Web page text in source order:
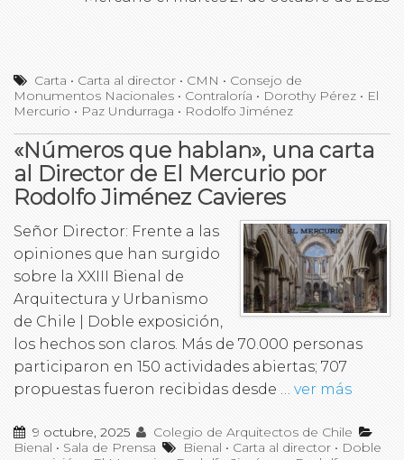
Carta • Carta al director • CMN • Consejo de
Monumentos Nacionales • Contraloría • Dorothy Pérez • El
Mercurio • Paz Undurraga • Rodolfo Jiménez
«Números que hablan», una carta
al Director de El Mercurio por
Rodolfo Jiménez Cavieres
Señor Director: Frente a las
opiniones que han surgido
sobre la XXIII Bienal de
Arquitectura y Urbanismo
de Chile | Doble exposición,
los hechos son claros. Más de 70.000 personas
participaron en 150 actividades abiertas; 707
propuestas fueron recibidas desde … ver más
9 octubre, 2025
Colegio de Arquitectos de Chile
Bienal • Sala de Prensa Bienal • Carta al director • Doble